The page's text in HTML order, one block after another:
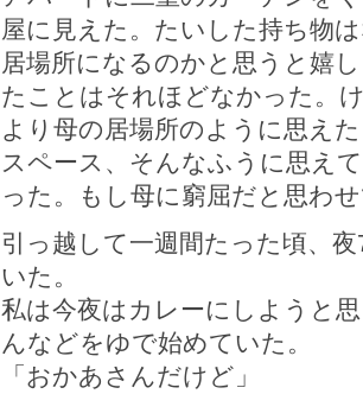
屋に見えた。たいした持ち物
居場所になるのかと思うと嬉
たことはそれほどなかった。
より母の居場所のように思え
スペース、そんなふうに思え
った。もし母に窮屈だと思わ
引っ越して一週間たった頃、
いた。
私は今夜はカレーにしようと
んなどをゆで始めていた。
「おかあさんだけど」